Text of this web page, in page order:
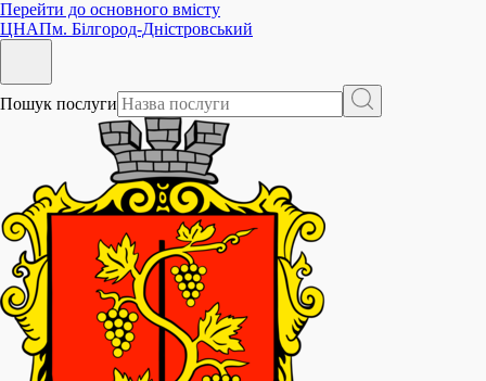
Перейти до основного вмісту
ЦНАПм. Білгород-Дністровський
Пошук послуги